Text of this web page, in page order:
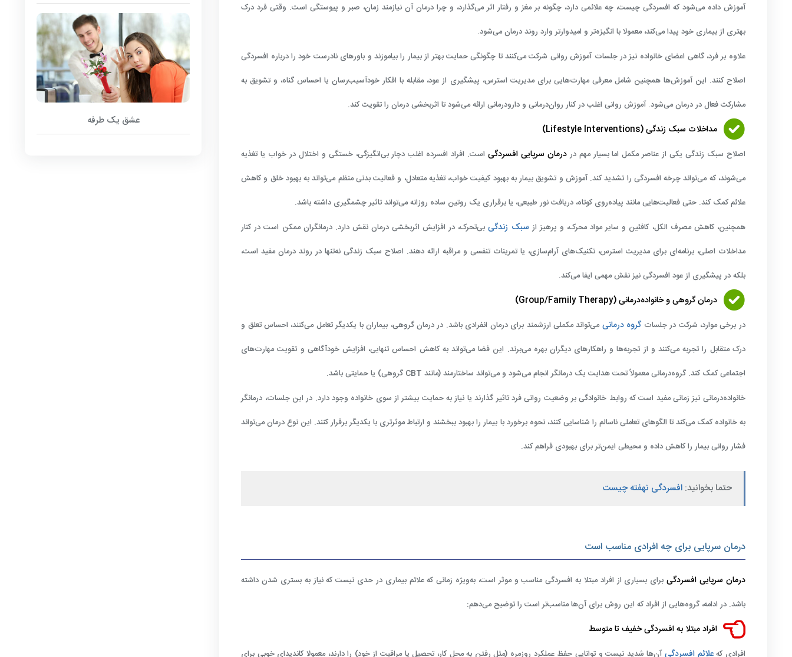
آموزش داده می‌شود که افسردگی چیست، چه علائمی دارد، چگونه بر مغز و رفتار اثر می‌گذارد، و چرا درمان آن نیازمند زمان، صبر و پیوستگی است. وقتی فرد درک
بهتری از بیماری خود پیدا می‌کند، معمولا با انگیزه‌تر و امیدوارتر وارد روند درمان می‌شود.
علاوه بر فرد، گاهی اعضای خانواده نیز در جلسات آموزش روانی شرکت می‌کنند تا چگونگی حمایت بهتر از بیمار را بیاموزند و باورهای نادرست خود را درباره افسردگی
اصلاح کنند. این آموزش‌ها همچنین شامل معرفی مهارت‌هایی برای مدیریت استرس، پیشگیری از عود، مقابله با افکار خودآسیب‌رسان یا احساس گناه، و تشویق به
مشارکت فعال در درمان می‌شود. آموزش روانی اغلب در کنار روان‌درمانی و دارودرمانی ارائه می‌شود تا اثربخشی درمان را تقویت کند.
مداخلات سبک زندگی (Lifestyle Interventions)
اصلاح سبک زندگی یکی از عناصر مکمل اما بسیار مهم دردرمان سرپایی افسردگی است. افراد افسرده اغلب دچار بی‌انگیزگی، خستگی و اختلال در خواب یا تغذیه
می‌شوند، که می‌تواند چرخه افسردگی را تشدید کند. آموزش و تشویق بیمار به بهبود کیفیت خواب، تغذیه متعادل، و فعالیت بدنی منظم می‌تواند به بهبود خلق و کاهش
علائم کمک کند. حتی فعالیت‌هایی مانند پیاده‌روی کوتاه، دریافت نور طبیعی، یا برقراری یک روتین ساده روزانه می‌تواند تاثیر چشمگیری داشته باشد.
همچنین، کاهش مصرف الکل، کافئین و سایر مواد محرک، و پرهیز از سبک زندگیبی‌تحرک، در افزایش اثربخشی درمان نقش دارد. درمانگران ممکن است در کنار
مداخلات اصلی، برنامه‌ای برای مدیریت استرس، تکنیک‌های آرام‌سازی، یا تمرینات تنفسی و مراقبه ارائه دهند. اصلاح سبک زندگی نه‌تنها در روند درمان مفید است،
بلکه در پیشگیری از عود افسردگی نیز نقش مهمی ایفا می‌کند.
درمان گروهی و خانواده‌درمانی (Group/Family Therapy)
در برخی موارد، شرکت در جلسات گروه درمانیمی‌تواند مکملی ارزشمند برای درمان انفرادی باشد. در درمان گروهی، بیماران با یکدیگر تعامل می‌کنند، احساس تعلق و
درک متقابل را تجربه می‌کنند و از تجربه‌ها و راهکارهای دیگران بهره می‌برند. این فضا می‌تواند به کاهش احساس تنهایی، افزایش خودآگاهی و تقویت مهارت‌های
اجتماعی کمک کند. گروه‌درمانی معمولاً تحت هدایت یک درمانگر انجام می‌شود و می‌تواند ساختارمند (مانند CBT گروهی) یا حمایتی باشد.
خانواده‌درمانی نیز زمانی مفید است که روابط خانوادگی بر وضعیت روانی فرد تاثیر گذارند یا نیاز به حمایت بیشتر از سوی خانواده وجود دارد. در این جلسات، درمانگر
به خانواده کمک می‌کند تا الگوهای تعاملی ناسالم را شناسایی کنند، نحوه برخورد با بیمار را بهبود ببخشند و ارتباط موثرتری با یکدیگر برقرار کنند. این نوع درمان می‌تواند
فشار روانی بیمار را کاهش داده و محیطی ایمن‌تر برای بهبودی فراهم کند.
حتما بخوانید: افسردگی نهفته چیست
درمان سرپایی برای چه افرادی مناسب است
درمان سرپایی افسردگیبرای بسیاری از افراد مبتلا به افسردگی مناسب و موثر است، به‌ویژه زمانی که علائم بیماری در حدی نیست که نیاز به بستری شدن داشته
باشد. در ادامه، گروه‌هایی از افراد که این روش برای آن‌ها مناسب‌تر است را توضیح می‌دهم:
افراد مبتلا به افسردگی خفیف تا متوسط
افرادی کهعلائم افسردگی آن‌ها شدید نیست و توانایی حفظ عملکرد روزمره (مثل رفتن به محل کار، تحصیل یا مراقبت از خود) را دارند، معمولا کاندیدای خوبی برای
عشق یک طرفه